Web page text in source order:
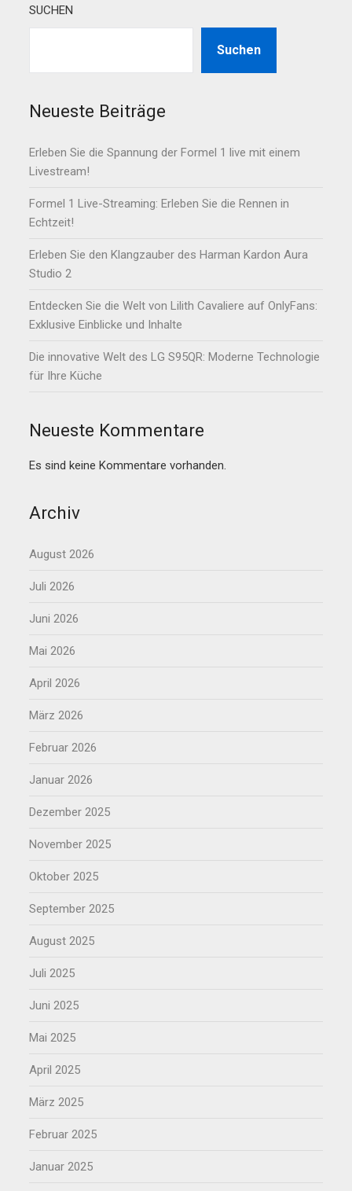
SUCHEN
Suchen
Neueste Beiträge
Erleben Sie die Spannung der Formel 1 live mit einem
Livestream!
Formel 1 Live-Streaming: Erleben Sie die Rennen in
Echtzeit!
Erleben Sie den Klangzauber des Harman Kardon Aura
Studio 2
Entdecken Sie die Welt von Lilith Cavaliere auf OnlyFans:
Exklusive Einblicke und Inhalte
Die innovative Welt des LG S95QR: Moderne Technologie
für Ihre Küche
Neueste Kommentare
Es sind keine Kommentare vorhanden.
Archiv
August 2026
Juli 2026
Juni 2026
Mai 2026
April 2026
März 2026
Februar 2026
Januar 2026
Dezember 2025
November 2025
Oktober 2025
September 2025
August 2025
Juli 2025
Juni 2025
Mai 2025
April 2025
März 2025
Februar 2025
Januar 2025